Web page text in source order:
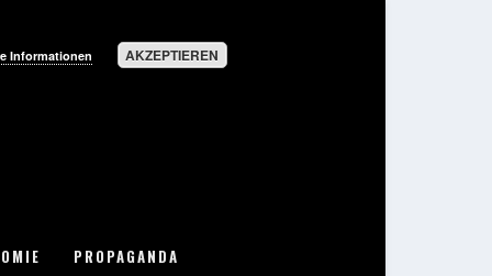
PROPAGANDA
Informationen AKZEPTIEREN